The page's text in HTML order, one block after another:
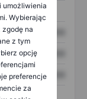
umożliwienia
Wybierając
na
z tym
opcję
preferencje
za
XXXXXXX
XXXXXXX
XXXXXXX